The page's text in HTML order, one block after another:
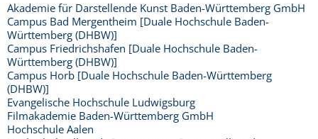
Akademie für Darstellende Kunst Baden-Württemberg GmbH
Campus Bad Mergentheim [Duale Hochschule Baden-
Württemberg (DHBW)]
Campus Friedrichshafen [Duale Hochschule Baden-
Württemberg (DHBW)]
Campus Horb [Duale Hochschule Baden-Württemberg
(DHBW)]
Evangelische Hochschule Ludwigsburg
Filmakademie Baden-Württemberg GmbH
Hochschule Aalen